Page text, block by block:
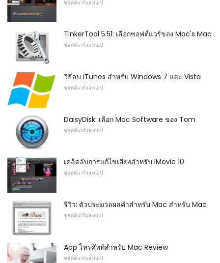
ซอฟต์แวร์และแอป
TinkerTool 5.51: เลือกซอฟต์แวร์ของ Mac's Mac
ซอฟต์แวร์และแอป
วิธีลบ iTunes สำหรับ Windows 7 และ Vista
ซอฟต์แวร์และแอป
DaisyDisk: เลือก Mac Software ของ Tom
ซอฟต์แวร์และแอป
เคล็ดลับการแก้ไขเสียงสำหรับ iMovie 10
ซอฟต์แวร์และแอป
รีวิว: ตัวประมวลผลคำสำหรับ Mac สำหรับ Mac
ซอฟต์แวร์และแอป
App โทรศัพท์สำหรับ Mac Review
ซอฟต์แวร์และแอป